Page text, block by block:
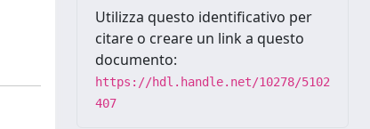
Utilizza questo identificativo per
citare o creare un link a questo
documento:
https://hdl.handle.net/10278/5102
407